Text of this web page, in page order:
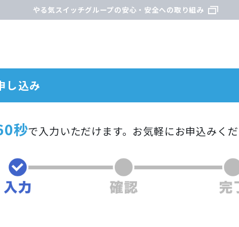
やる気スイッチグループの安心・安全への取り組み
し込み
秒で入力いただけます。 お気軽にお申込みく